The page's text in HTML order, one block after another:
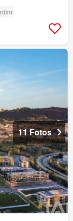
11 Fotos